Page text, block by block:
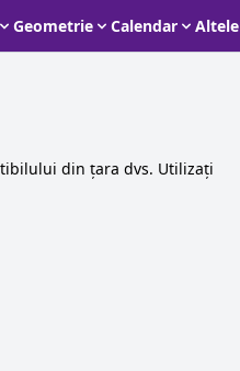
Geometrie Calendar Altele
din țara dvs. Utilizați